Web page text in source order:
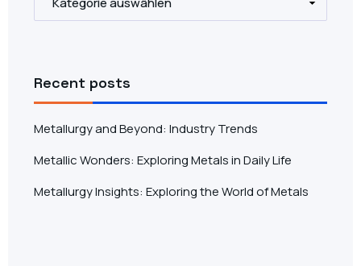
Recent posts
Metallurgy and Beyond: Industry Trends
Metallic Wonders: Exploring Metals in Daily Life
Metallurgy Insights: Exploring the World of Metals